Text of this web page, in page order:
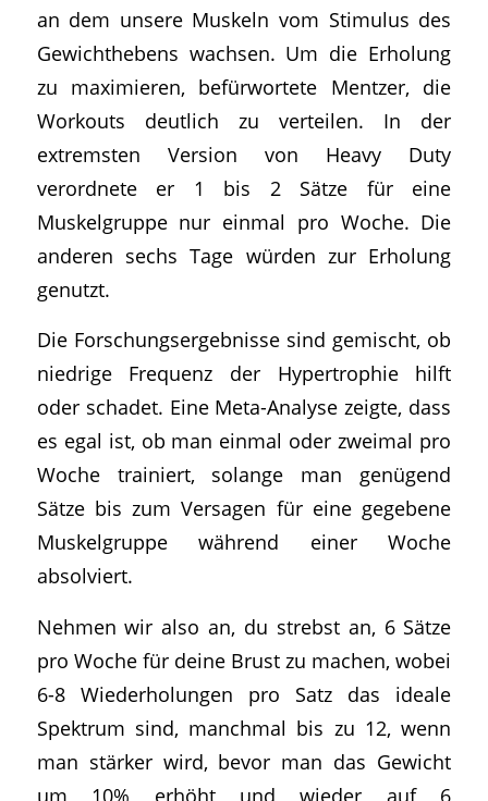
an dem unsere Muskeln vom Stimulus des
Gewichthebens wachsen. Um die Erholung
zu maximieren, befürwortete Mentzer, die
Workouts deutlich zu verteilen. In der
extremsten Version von Heavy Duty
verordnete er 1 bis 2 Sätze für eine
Muskelgruppe nur einmal pro Woche. Die
anderen sechs Tage würden zur Erholung
genutzt.
Die Forschungsergebnisse sind gemischt, ob
niedrige Frequenz der Hypertrophie hilft
oder schadet. Eine Meta-Analyse zeigte, dass
es egal ist, ob man einmal oder zweimal pro
Woche trainiert, solange man genügend
Sätze bis zum Versagen für eine gegebene
Muskelgruppe während einer Woche
absolviert.
Nehmen wir also an, du strebst an, 6 Sätze
pro Woche für deine Brust zu machen, wobei
6-8 Wiederholungen pro Satz das ideale
Spektrum sind, manchmal bis zu 12, wenn
man stärker wird, bevor man das Gewicht
um 10% erhöht und wieder auf 6